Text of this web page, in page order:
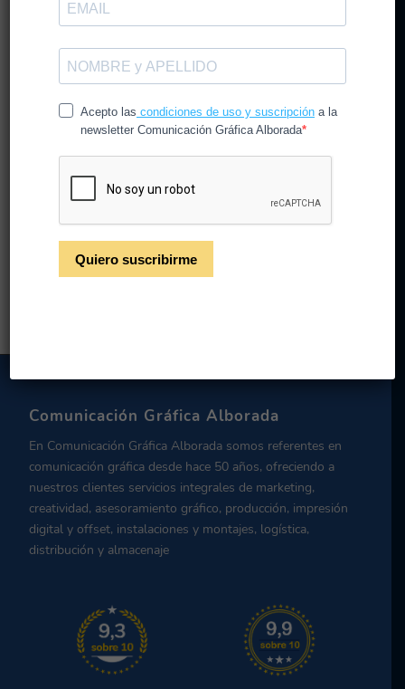
¿Cómo elegir la tipografía
perfecta?
13 de mayo de 2021 / enCG Alborada
Leer más
Comunicación Gráfica Alborada
En Comunicación Gráfica Alborada somos referentes en
comunicación gráfica desde hace 50 años, ofreciendo a
nuestros clientes servicios integrales de marketing,
creatividad, asesoramiento gráfico, producción, impresión
digital y offset, instalaciones y montajes, logística,
distribución y almacenaje